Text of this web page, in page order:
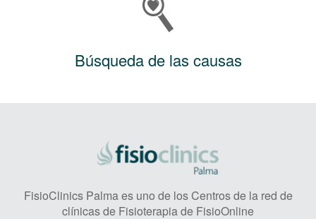
Búsqueda de las causas
FisioClinics Palma es uno de los Centros de la red de
clínicas de Fisioterapia de FisioOnline